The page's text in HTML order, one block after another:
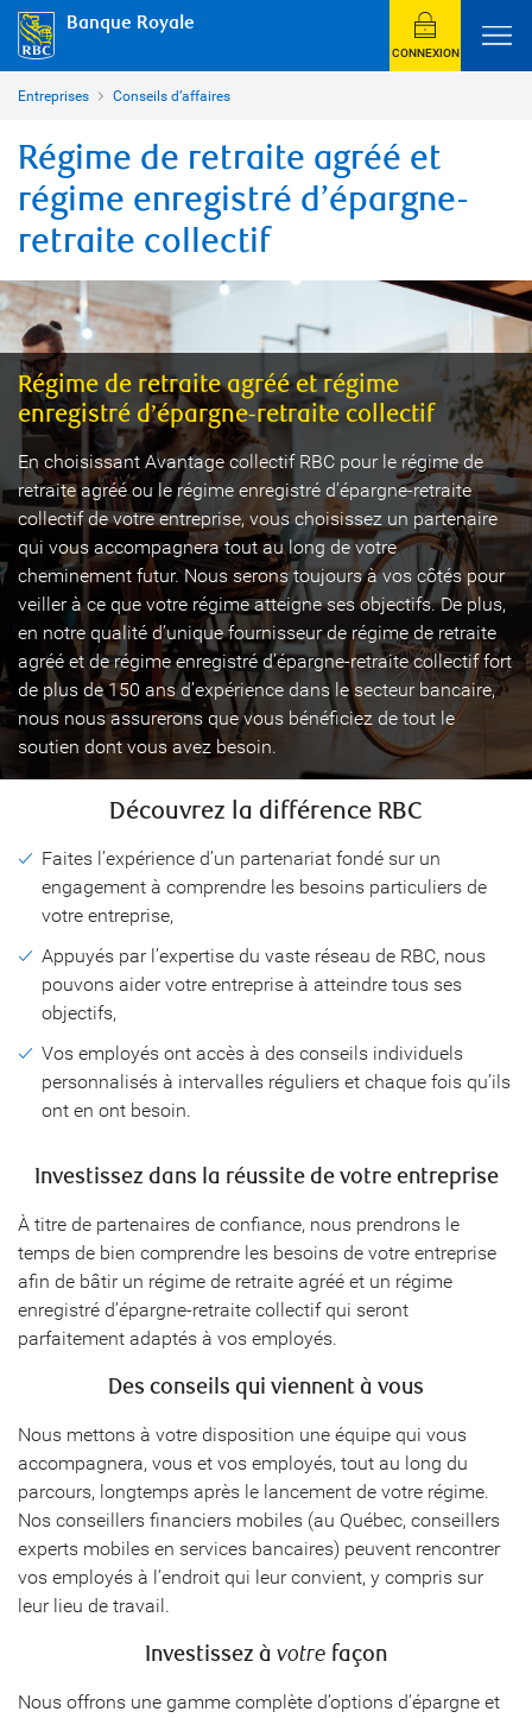
Banque Royale
CONNEXION
Entreprises Conseils d’affaires
Régime de retraite agréé et
régime enregistré d’épargne-
retraite collectif
Régime de retraite agréé et régime
enregistré d’épargne-retraite collectif
En choisissant Avantage collectif RBC pour le régime de
retraite agréé ou le régime enregistré d’épargne-retraite
collectif de votre entreprise, vous choisissez un partenaire
qui vous accompagnera tout au long de votre
cheminement futur. Nous serons toujours à vos côtés pour
veiller à ce que votre régime atteigne ses objectifs. De plus,
en notre qualité d’unique fournisseur de régime de retraite
agréé et de régime enregistré d’épargne-retraite collectif fort
de plus de 150 ans d’expérience dans le secteur bancaire,
nous nous assurerons que vous bénéficiez de tout le
soutien dont vous avez besoin.
Découvrez la différence RBC
Faites l’expérience d’un partenariat fondé sur un
engagement à comprendre les besoins particuliers de
votre entreprise,
Appuyés par l’expertise du vaste réseau de RBC, nous
pouvons aider votre entreprise à atteindre tous ses
objectifs,
Vos employés ont accès à des conseils individuels
personnalisés à intervalles réguliers et chaque fois qu’ils
ont en ont besoin.
Investissez dans la réussite de votre entreprise
À titre de partenaires de confiance, nous prendrons le
temps de bien comprendre les besoins de votre entreprise
afin de bâtir un régime de retraite agréé et un régime
enregistré d’épargne-retraite collectif qui seront
parfaitement adaptés à vos employés.
Des conseils qui viennent à vous
Nous mettons à votre disposition une équipe qui vous
accompagnera, vous et vos employés, tout au long du
parcours, longtemps après le lancement de votre régime.
Nos conseillers financiers mobiles (au Québec, conseillers
experts mobiles en services bancaires) peuvent rencontrer
vos employés à l’endroit qui leur convient, y compris sur
leur lieu de travail.
Investissez à votre façon
Nous offrons une gamme complète d’options d’épargne et